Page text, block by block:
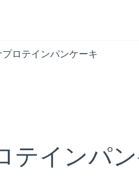
プロテインパンケーキ
テインパ